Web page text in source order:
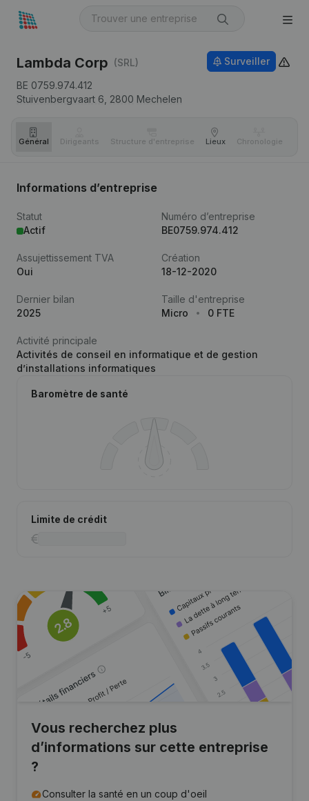
Lambda Corp (SRL)
BE 0759.974.412
Stuivenbergvaart 6, 2800 Mechelen
Surveiller
Général Dirigeants Structure d'entreprise Lieux Chronologie
Informations d’entreprise
Statut
Actif
Numéro d’entreprise
BE0759.974.412
Assujettissement TVA
Oui
Création
18-12-2020
Dernier bilan
2025
Taille d'entreprise
Micro
0 FTE
Activité principale
Activités de conseil en informatique et de gestion
d’installations informatiques
Baromètre de santé
Limite de crédit
Vous recherchez plus
d’informations sur cette entreprise
?
Consulter la santé en un coup d'oeil